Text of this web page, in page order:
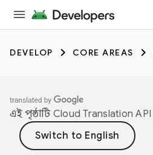
DEVELOP CORE AREAS
এই পৃষ্ঠাটি Cloud Translation API